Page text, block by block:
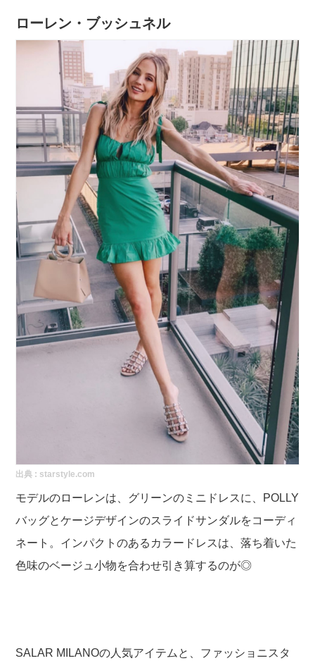
ローレン・ブッシュネル
出典 : starstyle.com
モデルのローレンは、 グリーンのミニドレスに、POLLY
バッグとケージデザインのスライドサンダルをコーディ
ネート。インパクトのあるカラードレスは、落ち着いた
色味のベージュ小物を合わせ引き算するのが◎
SALAR MILANOの人気アイテムと、ファッショニスタ